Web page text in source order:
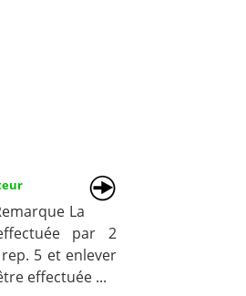
La
par 2
5 et enlever
effectuée ...